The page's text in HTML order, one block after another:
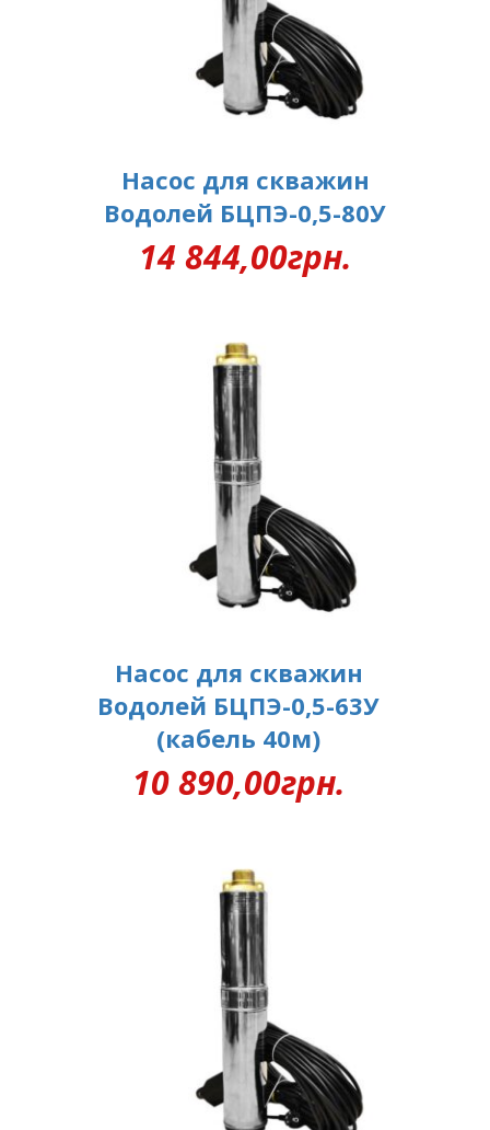
Насос для скважин
Водолей БЦПЭ-0,5-80У
14 844,00грн.
Насос для скважин
Водолей БЦПЭ-0,5-63У
(кабель 40м)
10 890,00грн.